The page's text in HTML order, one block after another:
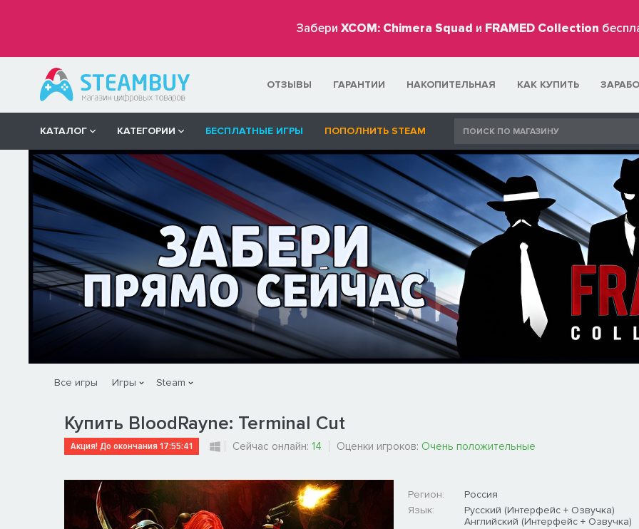
Забери XCOM: Chimera Squad и FRAMED Collection
ОТЗЫВЫ ГАРАНТИИ НАКОПИТЕЛЬНАЯ КАК КУПИТЬ
КАТАЛОГ КАТЕГОРИИ БЕСПЛАТНЫЕ ИГРЫ ПОПОЛНИТЬ STEAM
Все игры Игры Steam
Купить BloodRayne: Terminal Cut
Акция! До окончания17:55:40 Сейчас онлайн:14 Оценки игроков:Очень положительные
Регион:
Россия
Язык:
Русский (Интерфейс + Озвучка)
Английский (Интерфейс + Озвучка)